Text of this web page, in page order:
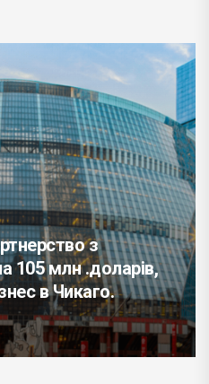
з
105 млн .доларів,
в Чикаго.